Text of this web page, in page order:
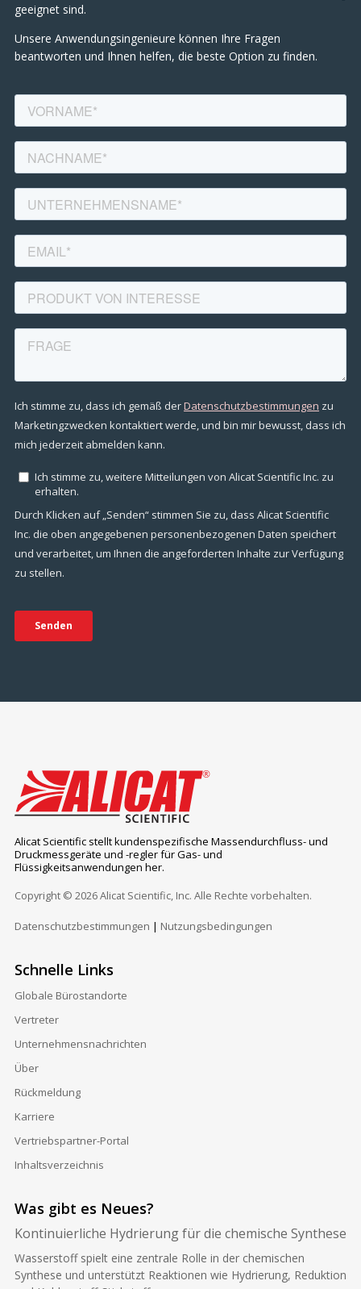
geeignet sind.
Unsere Anwendungsingenieure können Ihre Fragen
beantworten und Ihnen helfen, die beste Option zu finden.
Alicat Scientific stellt kundenspezifische Massendurchfluss- und
Druckmessgeräte und -regler für Gas- und
Flüssigkeitsanwendungen her.
Copyright © 2026 Alicat Scientific, Inc. Alle Rechte vorbehalten.
Datenschutzbestimmungen | Nutzungsbedingungen
Schnelle Links
Globale Bürostandorte
Vertreter
Unternehmensnachrichten
Über
Rückmeldung
Karriere
Vertriebspartner-Portal
Inhaltsverzeichnis
Was gibt es Neues?
Kontinuierliche Hydrierung für die chemische Synthese
Wasserstoff spielt eine zentrale Rolle in der chemischen
Synthese und unterstützt Reaktionen wie Hydrierung, Reduktion